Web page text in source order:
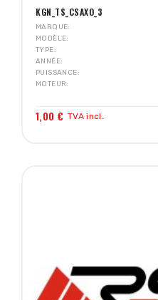
KGN_TS_CSAXO_3
MARQUE
MODÈLE
TYPE
ANNÉE
PUISSANCE
MOTEUR
1,00 € TVA incl.